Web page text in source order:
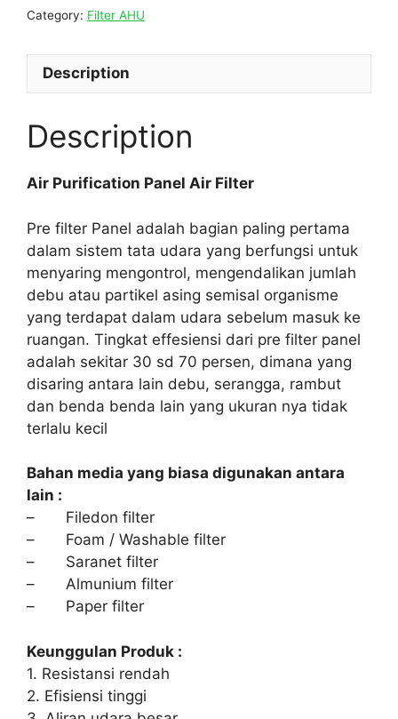
Category: Filter AHU
Description
Description
Air Purification Panel Air Filter
Pre filter Panel adalah bagian paling pertama
dalam sistem tata udara yang berfungsi untuk
menyaring mengontrol, mengendalikan jumlah
debu atau partikel asing semisal organisme
yang terdapat dalam udara sebelum masuk ke
ruangan. Tingkat effesiensi dari pre filter panel
adalah sekitar 30 sd 70 persen, dimana yang
disaring antara lain debu, serangga, rambut
dan benda benda lain yang ukuran nya tidak
terlalu kecil
Bahan media yang biasa digunakan antara
lain :
– Filedon filter
– Foam / Washable filter
– Saranet filter
– Almunium filter
– Paper filter
Keunggulan Produk :
1. Resistansi rendah
2. Efisiensi tinggi